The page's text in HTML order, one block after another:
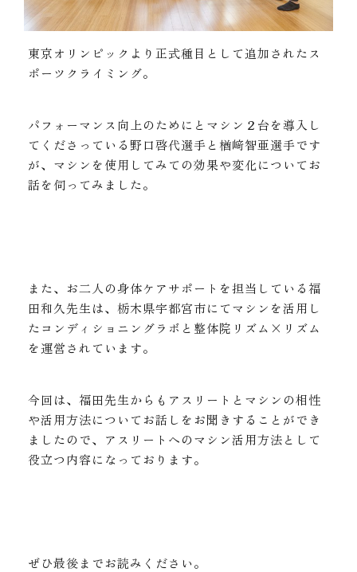
東京オリンピックより正式種目として追加されたス
ポーツクライミング。
パフォーマンス向上のためにとマシン２台を導入し
てくださっている野口啓代選手と楢﨑智亜選手です
が、マシンを使用してみての効果や変化についてお
話を伺ってみました。
また、お二人の身体ケアサポートを担当している福
田和久先生は、栃木県宇都宮市にてマシンを活用し
たコンディショニングラボと整体院リズム×リズム
を運営されています。
今回は、福田先生からもアスリートとマシンの相性
や活用方法についてお話しをお聞きすることができ
ましたので、アスリートへのマシン活用方法として
役立つ内容になっております。
ぜひ最後までお読みください。